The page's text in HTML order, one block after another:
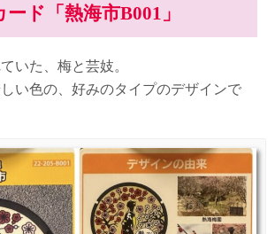
ド「熱海市B001」
いた、梅と芸妓。
い色の、好みのタイプのデザインで